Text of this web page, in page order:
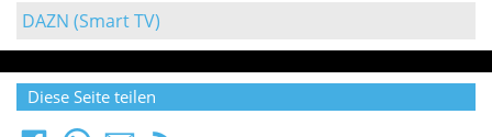
DAZN (Smart TV)
Diese Seite teilen